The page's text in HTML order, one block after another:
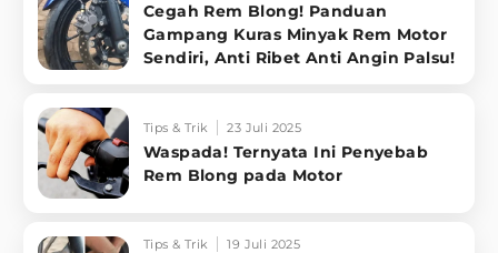
Cegah Rem Blong! Panduan
Gampang Kuras Minyak Rem Motor
Sendiri, Anti Ribet Anti Angin Palsu!
Tips & Trik 23 Juli 2025
Waspada! Ternyata Ini Penyebab
Rem Blong pada Motor
Tips & Trik 19 Juli 2025